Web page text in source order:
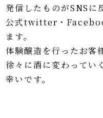
発信したものがSNSに
公式twitter・
ます。
体験醸造を行ったお客
徐々に酒に変わってい
幸いです。